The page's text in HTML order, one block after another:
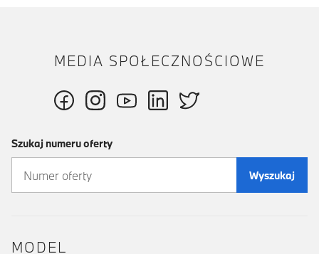
MEDIA SPOŁECZNOŚCIOWE
Szukaj numeru oferty
Wyszukaj
MODEL